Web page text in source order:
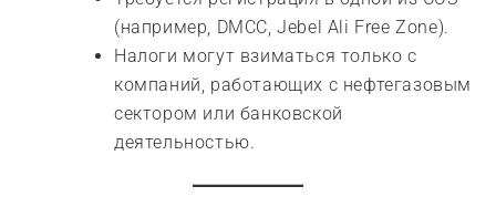
(например, DMCC, Jebel Ali Free Zone).
Налоги могут взиматься только с
компаний, работающих с нефтегазовым
сектором или банковской
деятельностью.